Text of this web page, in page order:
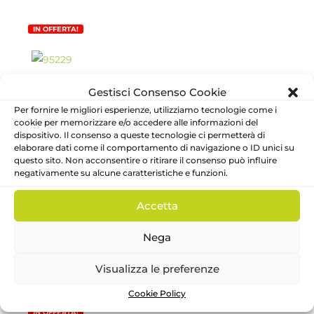
Gestisci Consenso Cookie
Per fornire le migliori esperienze, utilizziamo tecnologie come i
cookie per memorizzare e/o accedere alle informazioni del
dispositivo. Il consenso a queste tecnologie ci permetterà di
elaborare dati come il comportamento di navigazione o ID unici su
questo sito. Non acconsentire o ritirare il consenso può influire
negativamente su alcune caratteristiche e funzioni.
Accetta
Nega
Visualizza le preferenze
Cookie Policy
IN OFFERTA!
110711PE24 – Corredino – Barcellino
Barcellino
19.00€ Il
prezzo
originale
era:
19.00€.
9.50€Il
prezzo
attuale
è:
9.50€.
IN OFFERTA!
Tutina 2 pezzi con piedini nascita
Neonata – Barcellino
€ Il
prezzo
originale
34.95€Il
prezzo
attuale